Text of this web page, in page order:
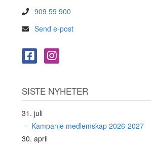
909 59 900
Send e-post
SISTE NYHETER
31. juli
Kampanje medlemskap 2026-2027
30. april